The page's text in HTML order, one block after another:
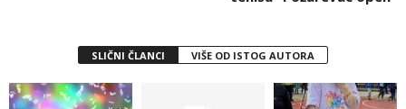
SLIČNI ČLANCI VIŠE OD ISTOG AUTORA